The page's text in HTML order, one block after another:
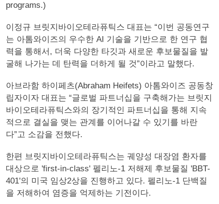
programs.)
이정규 브릿지바이오테라퓨틱스 대표는 “이번 공동연구
는 아톰와이즈의 우수한 AI 기술을 기반으로 한 연구 협
력을 통해서, 더욱 다양한 타깃과 새로운 후보물질을 발
굴해 나가는 데 탄력을 더하게 될 것”이라고 말했다.
아브라함 하이페츠(Abraham Heifets) 아톰와이즈 공동창
립자이자 대표는 “글로벌 파트너십을 구축해가는 브릿지
바이오테라퓨틱스와의 장기적인 파트너십을 통해 지속
적으로 결실을 맺는 관계를 이어나갈 수 있기를 바란
다”고 소감을 전했다.
한편 브릿지바이오테라퓨틱스는 궤양성 대장염 환자를
대상으로 'first-in-class' 펠리노-1 저해제 후보물질 'BBT-
401'의 미국 임상2상을 진행하고 있다. 펠리노-1 단백질
을 저해하여 염증을 억제하는 기전이다.